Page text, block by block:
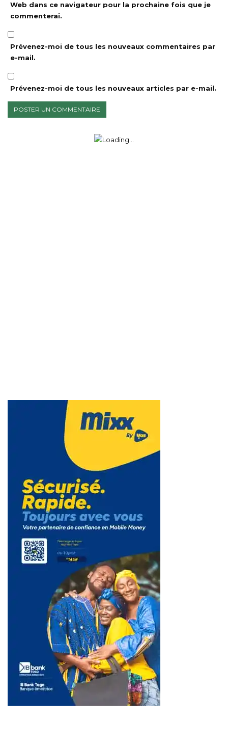
Web dans ce navigateur pour la prochaine fois que je
commenterai.
Prévenez-moi de tous les nouveaux commentaires par
e-mail.
Prévenez-moi de tous les nouveaux articles par e-mail.